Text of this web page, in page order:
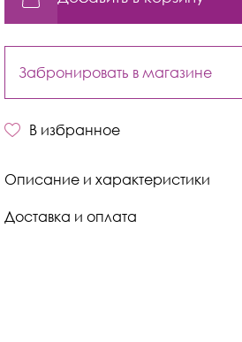
Забронировать в магазине
В избранное
Описание и характеристики
Доставка и оплата